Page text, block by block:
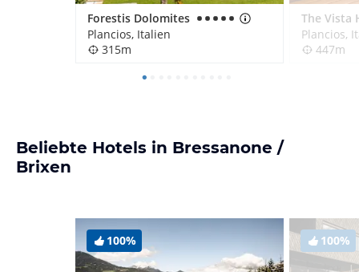
Forestis Dolomites
Plancios, Italien
315m
The Vista
Plancios,
447m
Beliebte Hotels in Bressanone /
Brixen
100% 100%